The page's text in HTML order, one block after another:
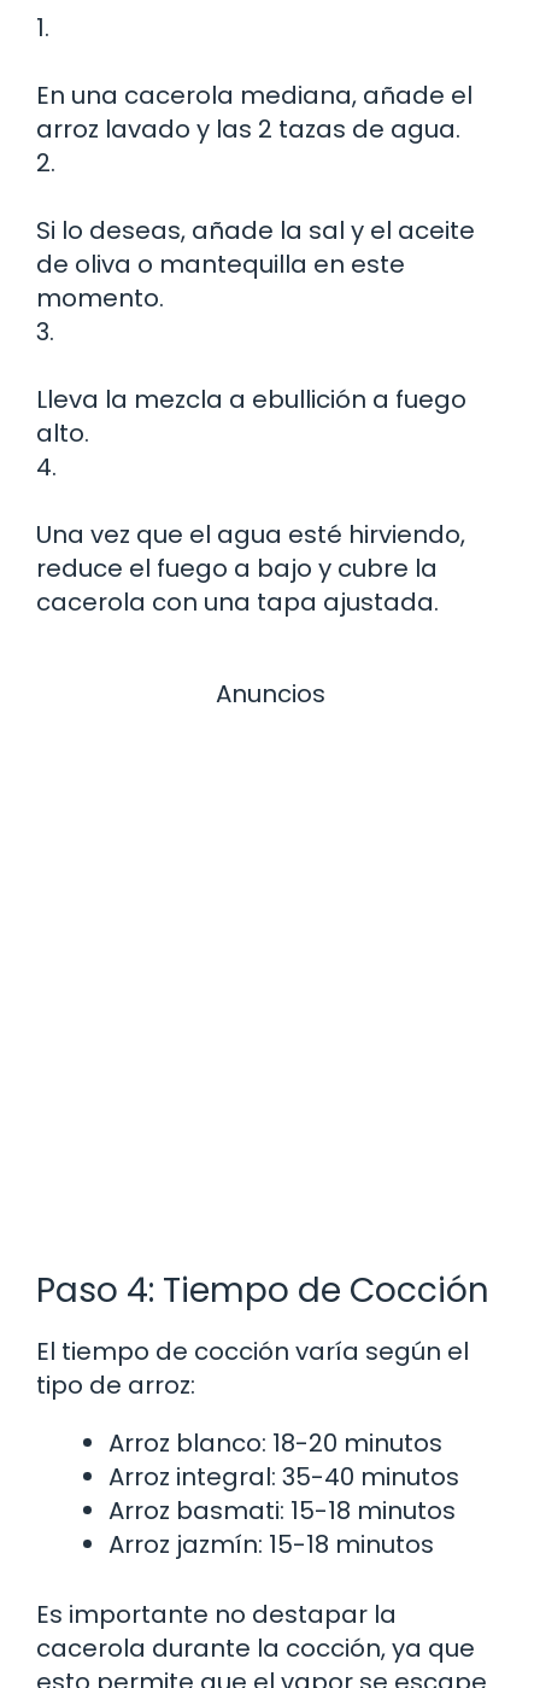
1.
En una cacerola mediana, añade el
arroz lavado y las 2 tazas de agua.
2.
Si lo deseas, añade la sal y el aceite
de oliva o mantequilla en este
momento.
3.
Lleva la mezcla a ebullición a fuego
alto.
4.
Una vez que el agua esté hirviendo,
reduce el fuego a bajo y cubre la
cacerola con una tapa ajustada.
Anuncios
Paso 4: Tiempo de Cocción
El tiempo de cocción varía según el
tipo de arroz:
Arroz blanco: 18-20 minutos
Arroz integral: 35-40 minutos
Arroz basmati: 15-18 minutos
Arroz jazmín: 15-18 minutos
Es importante no destapar la
cacerola durante la cocción, ya que